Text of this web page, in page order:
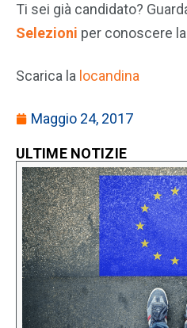
Ti sei già candidato?
Selezioni per conoscere
Scarica la locandina
Maggio 24, 2017
ULTIME NOTIZIE